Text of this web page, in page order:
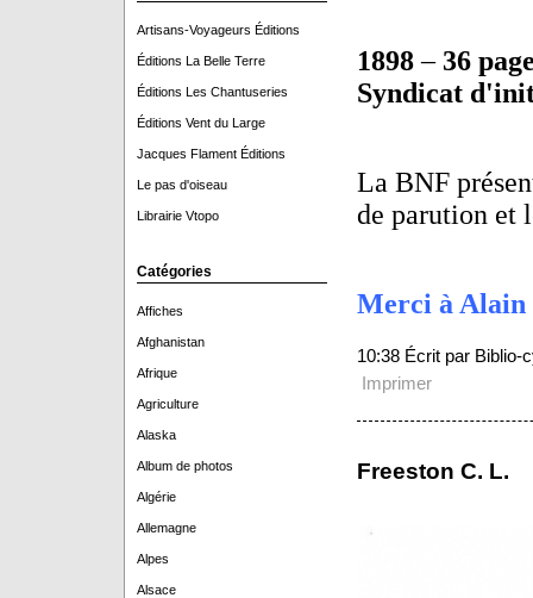
Artisans-Voyageurs Éditions
Éditions La Belle Terre
Éditions Les Chantuseries
Éditions Vent du Large
Jacques Flament Éditions
Le pas d'oiseau
Librairie Vtopo
Catégories
Affiches
Afghanistan
Afrique
Agriculture
Alaska
Album de photos
Algérie
Allemagne
Alpes
Alsace
1898– 36
Syndicat
La BNF
de parution et
Merci à Alain
10:38 Écrit par Biblio-
Imprimer
Freeston C. L.